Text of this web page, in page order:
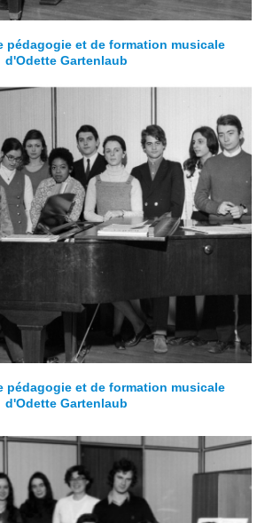
pédagogie et de formation musicale
d'Odette Gartenlaub
pédagogie et de formation musicale
d'Odette Gartenlaub